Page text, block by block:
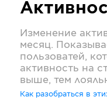
Изменение
месяц.
пользоватей,
активность на
выше, тем
Как разобраться в